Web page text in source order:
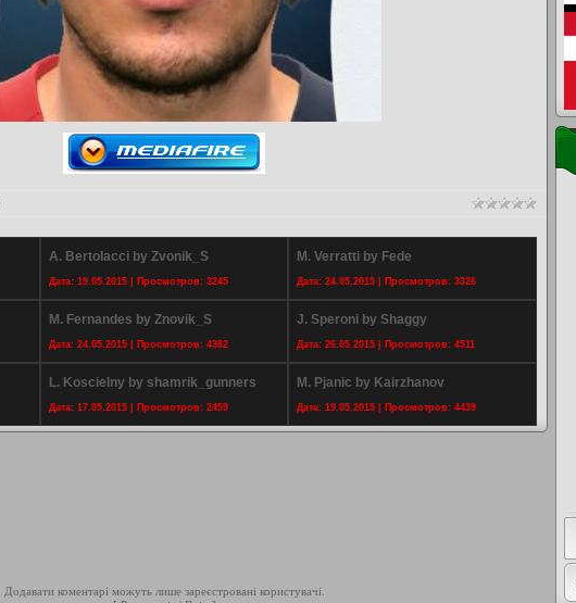
A. Bertolacci by Zvonik_S
Дата: 19.05.2015 | Просмотров: 3245
M. Verratti by Fede
Дата: 24.05.2015 | Просмотров: 3326
M. Fernandes by Znovik_S
Дата: 24.05.2015 | Просмотров: 4382
J. Speroni by Shaggy
Дата: 26.05.2015 | Просмотров: 4511
L. Koscielny by shamrik_gunners
Дата: 17.05.2015 | Просмотров: 2459
M. Pjanic by Kairzhanov
Дата: 19.05.2015 | Просмотров: 4439
Додавати коментарі можуть лише зареєстровані користувачі.